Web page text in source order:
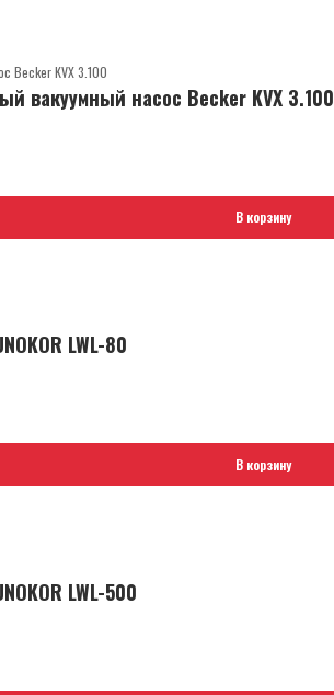
вакуумный насос Becker KVX 3.100
В корзину
LWL-80
В корзину
LWL-500